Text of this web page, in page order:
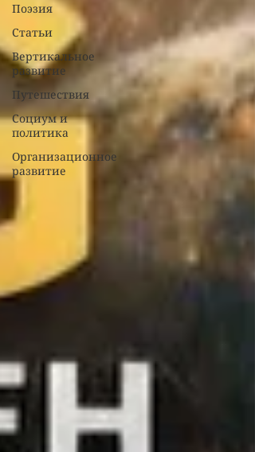
Поэзия
Статьи
Вертикальное
развитие
Путешествия
Социум и
политика
Организационное
развитие